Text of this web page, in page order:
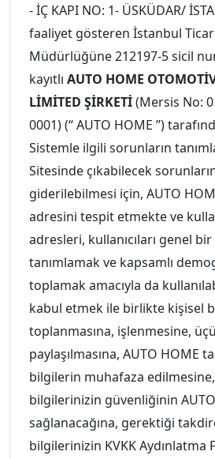
- İÇ KAPI NO: 1- ÜSKÜDAR/
faaliyet gösteren İstanbul
Müdürlüğüne 212197-5 sicil
kayıtlı AUTO HOME
LİMİTED ŞİRKETİ(Mersis No:
0001) (“ AUTO HOME ”)
Sistemle ilgili sorunların
Sitesinde çıkabilecek
giderilebilmesi için, AUTO
adresini tespit etmekte ve
adresleri, kullanıcıları genel
tanımlamak ve kapsamlı
toplamak amacıyla da
kabul etmek ile birlikte kişisel
toplanmasına, işlenmesine,
paylaşılmasına, AUTO HOME
bilgilerin muhafaza
bilgilerinizin güvenliğinin
sağlanacağına, gerektiği
bilgilerinizin KVKK Aydınlatma